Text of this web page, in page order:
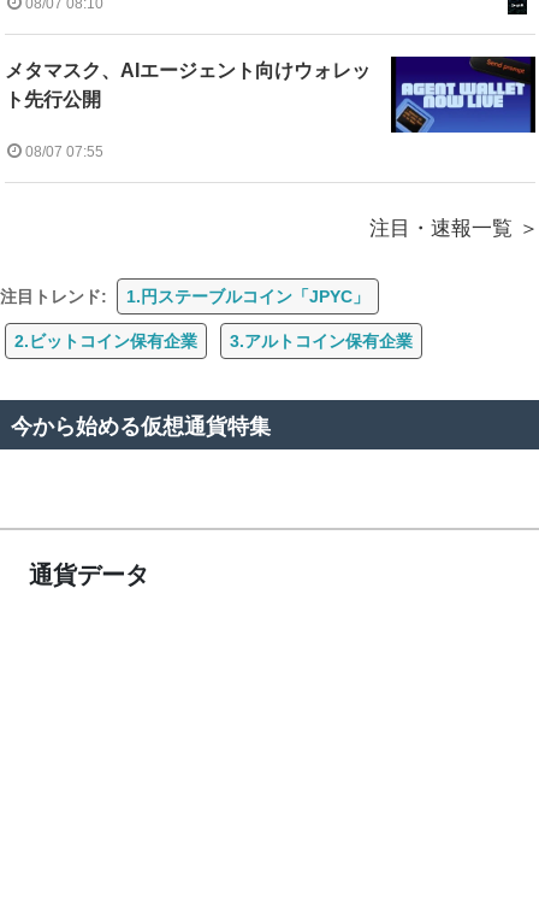
08/07 08:10
メタマスク、AIエージェント向けウォレッ
ト先行公開
08/07 07:55
注目・速報一覧
注目トレンド: 1.円ステーブルコイン「JPYC」
2.ビットコイン保有企業 3.アルトコイン保有企業
今から始める仮想通貨特集
通貨データ